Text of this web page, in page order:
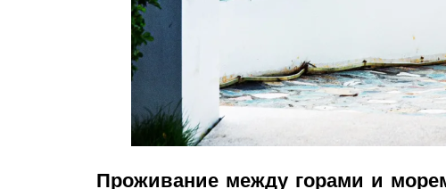
Проживание между горами и